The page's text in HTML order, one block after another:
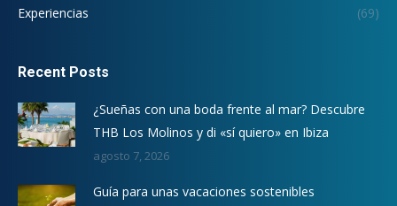
Experiencias
(69)
Recent Posts
¿Sueñas con una boda frente al mar? Descubre
THB Los Molinos y di «sí quiero» en Ibiza
agosto 7, 2026
Guía para unas vacaciones sostenibles